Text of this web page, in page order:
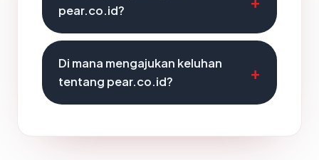
pear.co.id?
Di mana mengajukan keluhan
tentang pear.co.id?